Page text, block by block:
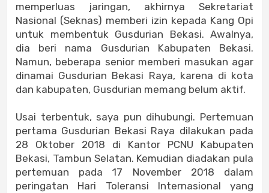
memperluas jaringan, akhirnya Sekretariat
Nasional (Seknas) memberi izin kepada Kang Opi
untuk membentuk Gusdurian Bekasi. Awalnya,
dia beri nama Gusdurian Kabupaten Bekasi.
Namun, beberapa senior memberi masukan agar
dinamai Gusdurian Bekasi Raya, karena di kota
dan kabupaten, Gusdurian memang belum aktif.
Usai terbentuk, saya pun dihubungi. Pertemuan
pertama Gusdurian Bekasi Raya dilakukan pada
28 Oktober 2018 di Kantor PCNU Kabupaten
Bekasi, Tambun Selatan. Kemudian diadakan pula
pertemuan pada 17 November 2018 dalam
peringatan Hari Toleransi Internasional yang